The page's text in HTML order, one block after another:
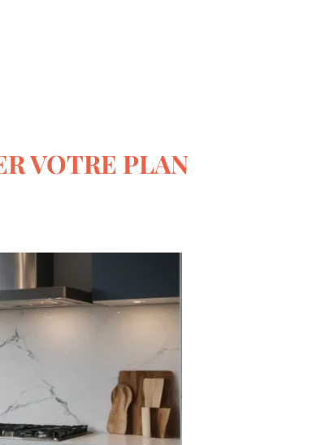
VOTRE PLAN